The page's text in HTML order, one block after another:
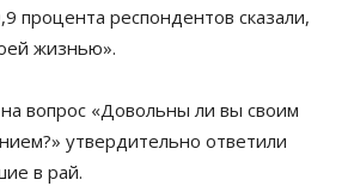
процента респондентов сказали,
жизнью».
вопрос «Довольны ли вы своим
утвердительно ответили
в рай.